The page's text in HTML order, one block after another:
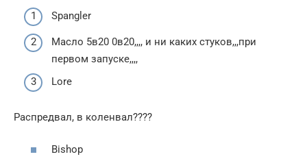
Spangler
Масло 5в20 0в20,,,, и ни каких стуков,,,при
первом запуске,,,,
Lore
Распредвал, в коленвал????
Bishop